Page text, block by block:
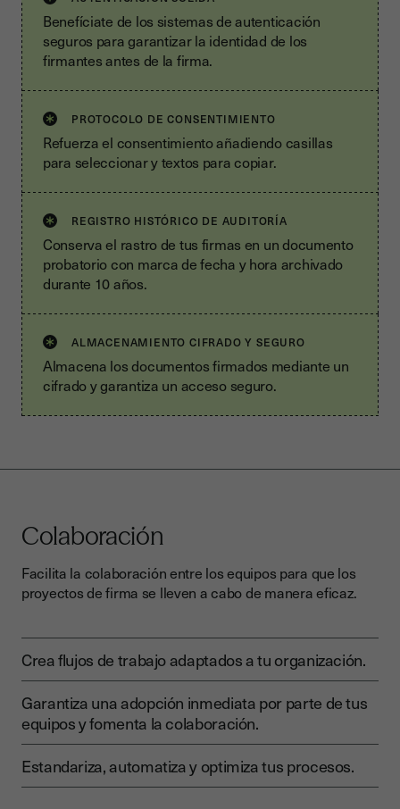
Benefíciate de los sistemas de autenticación
seguros para garantizar la identidad de los
firmantes antes de la firma.
PROTOCOLO DE CONSENTIMIENTO
Refuerza el consentimiento añadiendo casillas
para seleccionar y textos para copiar.
REGISTRO HISTÓRICO DE AUDITORÍA
Conserva el rastro de tus firmas en un documento
probatorio con marca de fecha y hora archivado
durante 10 años.
ALMACENAMIENTO CIFRADO Y SEGURO
Almacena los documentos firmados mediante un
cifrado y garantiza un acceso seguro.
Colaboración
Facilita la colaboración entre los equipos para que los
proyectos de firma se lleven a cabo de manera eficaz.
Crea flujos de trabajo adaptados a tu organización.
Garantiza una adopción inmediata por parte de tus
equipos y fomenta la colaboración.
Estandariza, automatiza y optimiza tus procesos.